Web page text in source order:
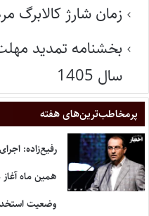
زمان شارژ کالابرگ
بخشنامه تمدید
سال 1405
پر‌مخاطب‌ترین‌های هفته
رفیع‌زاده:
همین ماه
وضعیت